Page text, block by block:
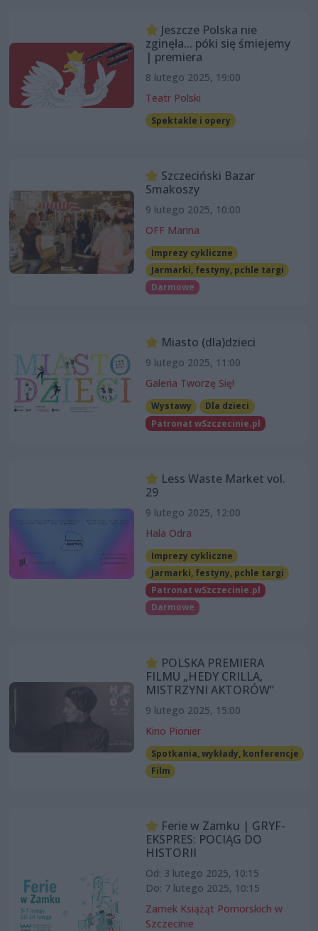
Jeszcze Polska nie
zginęła... póki się śmiejemy
| premiera
8 lutego 2025, 19:00
Teatr Polski
Spektakle i opery
Szczeciński Bazar
Smakoszy
9 lutego 2025, 10:00
OFF Marina
Imprezy cykliczne
Jarmarki, festyny, pchle targi
Darmowe
Miasto (dla)dzieci
9 lutego 2025, 11:00
Galeria Tworzę Się!
Wystawy
Dla dzieci
Patronat wSzczecinie.pl
Less Waste Market vol.
29
9 lutego 2025, 12:00
Hala Odra
Imprezy cykliczne
Jarmarki, festyny, pchle targi
Patronat wSzczecinie.pl
Darmowe
POLSKA PREMIERA
FILMU „HEDY CRILLA,
MISTRZYNI AKTORÓW”
9 lutego 2025, 15:00
Kino Pionier
Spotkania, wykłady, konferencje
Film
Ferie w Zamku | GRYF-
EKSPRES: POCIĄG DO
HISTORII
Od: 3 lutego 2025, 10:15
Do: 7 lutego 2025, 10:15
Zamek Książąt Pomorskich w
Szczecinie